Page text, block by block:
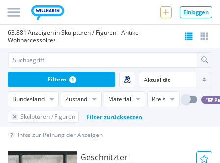
Einloggen
63.881 Anzeigen in Skulpturen / Figuren - Antike
Wohnaccessoires
Bundesland Zustand Material Preis
Skulpturen / Figuren Filter zurücksetzen
Filtern 1
Infos zur Reihung der Anzeigen
Geschnitzter